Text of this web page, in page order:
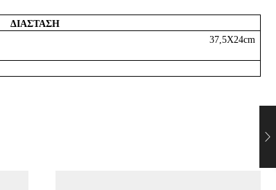
ΔΙΑΣΤΑΣΗ
37,5Χ24cm